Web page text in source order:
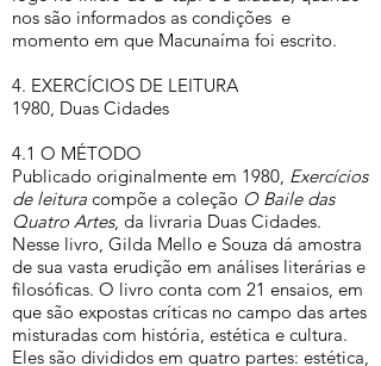
nos são informados as condições e
momento em que Macunaíma foi escrito.
4. EXERCÍCIOS DE LEITURA
1980, Duas Cidades
4.1 O MÉTODO
Publicado originalmente em 1980, Exercícios
de leitura compõe a coleção O Baile das
Quatro Artes, da livraria Duas Cidades.
Nesse livro, Gilda Mello e Souza dá amostra
de sua vasta erudição em análises literárias e
filosóficas. O livro conta com 21 ensaios, em
que são expostas críticas no campo das artes
misturadas com história, estética e cultura.
Eles são divididos em quatro partes: estética,